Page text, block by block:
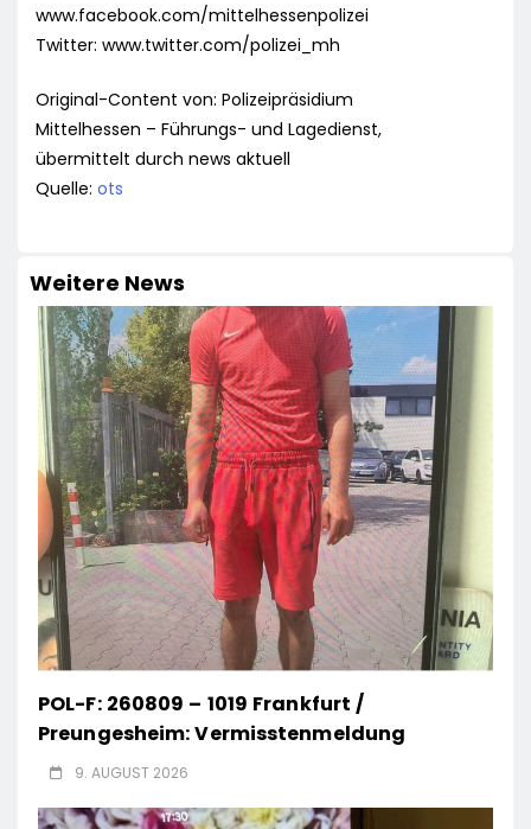
www.facebook.com/mittelhessenpolizei
Twitter: www.twitter.com/polizei_mh
Original-Content von: Polizeipräsidium
Mittelhessen – Führungs- und Lagedienst,
übermittelt durch news aktuell
Quelle: ots
Weitere News
POL-F: 260809 – 1019 Frankfurt /
Preungesheim: Vermisstenmeldung
9. AUGUST 2026